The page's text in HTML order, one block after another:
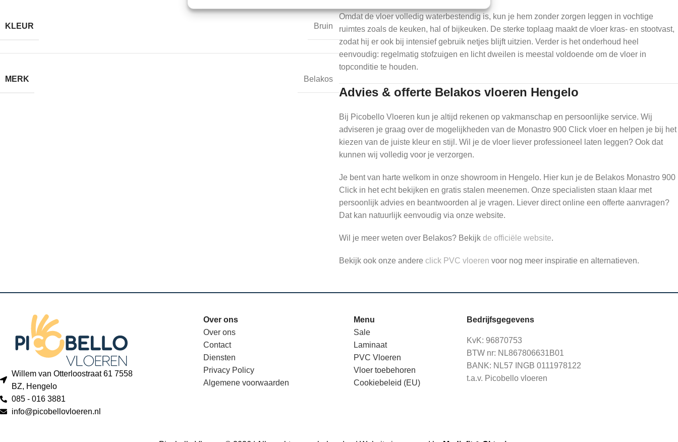
KLEUR Bruin
MERK Belakos
Omdat de vloer volledig waterbestendig is, kun je hem zonder zorgen leggen in vochtige
ruimtes zoals de keuken, hal of bijkeuken. De sterke toplaag maakt de vloer kras- en stootvast,
zodat hij er ook bij intensief gebruik netjes blijft uitzien. Verder is het onderhoud heel
eenvoudig: regelmatig stofzuigen en licht dweilen is meestal voldoende om de vloer in
topconditie te houden.
Advies & offerte Belakos vloeren Hengelo
Bij Picobello Vloeren kun je altijd rekenen op vakmanschap en persoonlijke service. Wij
adviseren je graag over de mogelijkheden van de Monastro 900 Click vloer en helpen je bij het
kiezen van de juiste kleur en stijl. Wil je de vloer liever professioneel laten leggen? Ook dat
kunnen wij volledig voor je verzorgen.
Je bent van harte welkom in onze showroom in Hengelo. Hier kun je de Belakos Monastro 900
Click in het echt bekijken en gratis stalen meenemen. Onze specialisten staan klaar met
persoonlijk advies en beantwoorden al je vragen. Liever direct online een offerte aanvragen?
Dat kan natuurlijk eenvoudig via onze website.
Wil je meer weten over Belakos? Bekijk de officiële website.
Bekijk ook onze andere click PVC vloeren voor nog meer inspiratie en alternatieven.
Willem van Otterloostraat 61 7558
BZ, Hengelo
085 - 016 3881
info@picobellovloeren.nl
Over ons
Over ons
Contact
Diensten
Privacy Policy
Algemene voorwaarden
Menu
Sale
Laminaat
PVC Vloeren
Vloer toebehoren
Cookiebeleid (EU)
Bedrijfsgegevens
KvK: 96870753
BTW nr: NL867806631B01
BANK: NL57 INGB 0111978122
t.a.v. Picobello vloeren